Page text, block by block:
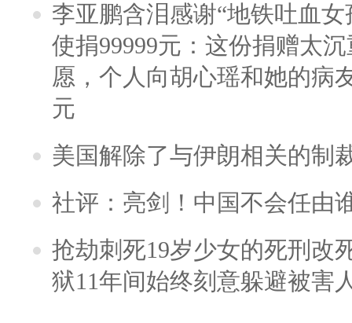
李亚鹏含泪感谢“地铁吐血
使捐99999元：这份捐赠太
愿，个人向胡心瑶和她的病
元
美国解除了与伊朗相关的制
社评：亮剑！中国不会任由
抢劫刺死19岁少女的死刑改
狱11年间始终刻意躲避被害